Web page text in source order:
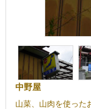
中野屋
山菜、山肉を使った